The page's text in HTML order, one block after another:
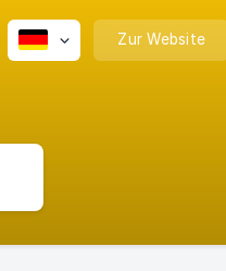
Zur Website